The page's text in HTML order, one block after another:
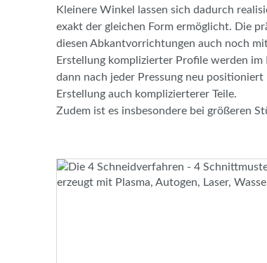
Kleinere Winkel lassen sich dadurch
exakt der gleichen Form ermöglicht. Die
diesen Abkantvorrichtungen auch noch
Erstellung komplizierter Profile werden
dann nach jeder Pressung neu
Erstellung auch komplizierterer Teile.
Zudem ist es insbesondere bei größeren